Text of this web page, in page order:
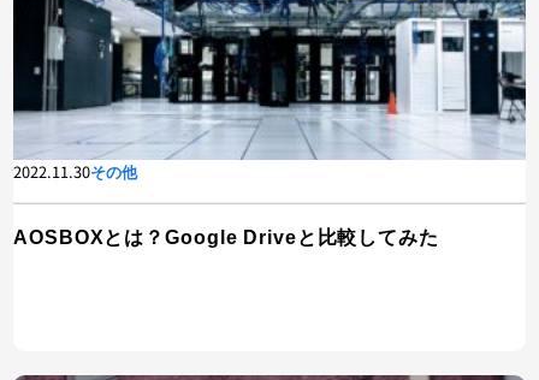
2022.11.30その他
AOSBOXとは？Google Driveと比較してみた